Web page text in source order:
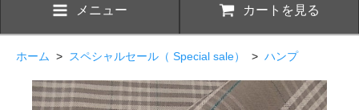
メニュー カートを見る
ホーム > スペシャルセール（ Special sale） > ハンプ